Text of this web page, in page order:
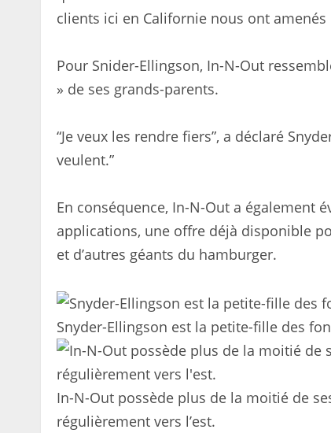
clients ici en Californie nous ont
Pour Snider-Ellingson, In-N-Out
» de ses grands-parents.
“Je veux les rendre fiers”, a déclaré
veulent.”
En conséquence, In-N-Out a également
applications, une offre déjà disponible
et d’autres géants du hamburger.
Snyder-Ellingson est la petite-fille des
In-N-Out possède plus de la moitié de
régulièrement vers l’est.